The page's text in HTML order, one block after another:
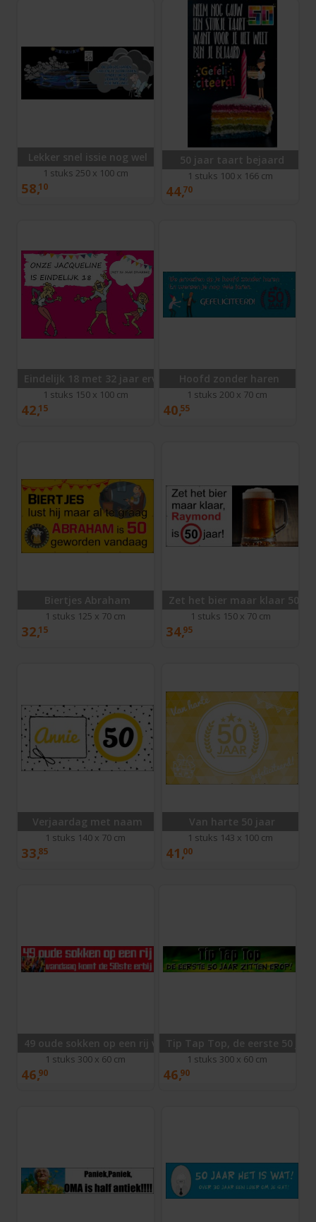
Lekker snel issie nog wel
1 stuks 250 x 100 cm
58,10
50 jaar taart bejaard
1 stuks 100 x 166 cm
44,70
Eindelijk 18 met 32 jaar ervaring
1 stuks 150 x 100 cm
42,15
Hoofd zonder haren
1 stuks 200 x 70 cm
40,55
Biertjes Abraham
1 stuks 125 x 70 cm
32,15
Zet het bier maar klaar 50
1 stuks 150 x 70 cm
34,95
Verjaardag met naam
1 stuks 140 x 70 cm
33,85
Van harte 50 jaar
1 stuks 143 x 100 cm
41,00
49 oude sokken op een rij vandaag komt de 50ste erbij
1 stuks 300 x 60 cm
46,90
Tip Tap Top, de eerste 50
1 stuks 300 x 60 cm
46,90